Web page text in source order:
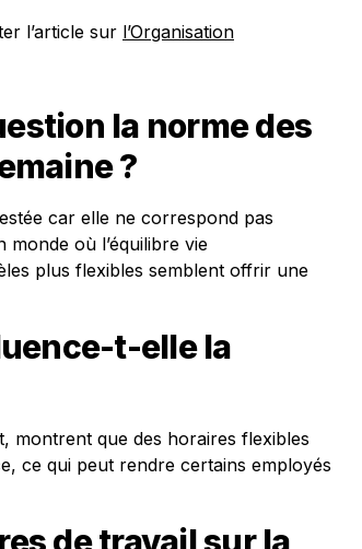
l’article sur l’Organisation
la norme des
?
car elle ne correspond pas
où l’équilibre vie
plus flexibles semblent offrir une
t-elle la
montrent que des horaires flexibles
ce qui peut rendre certains employés